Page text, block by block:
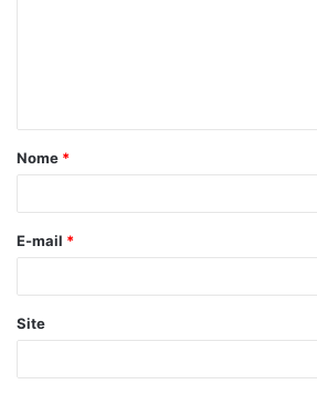
á
r
*
Nome *
E-mail *
Site